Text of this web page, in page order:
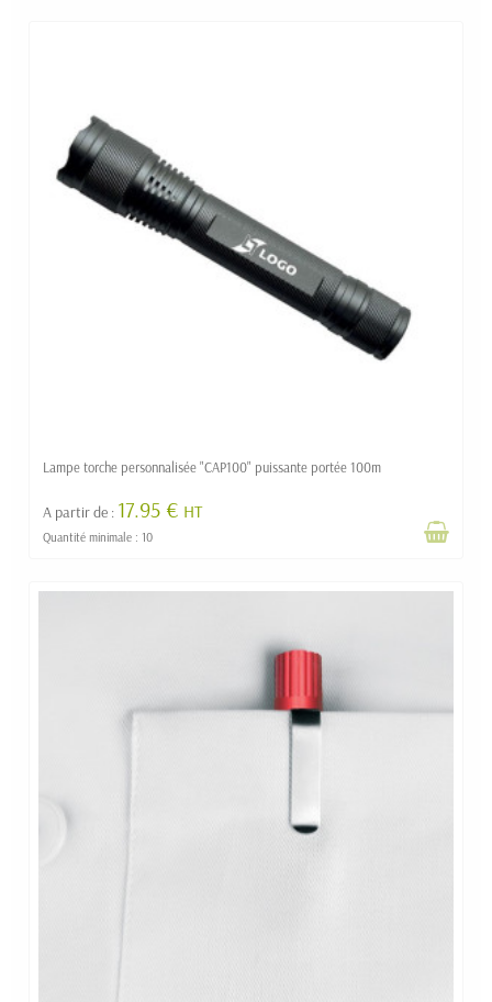
Lampe torche personnalisée "CAP100" puissante portée 100m
A partir de : 17.95 € HT
Quantité minimale : 10